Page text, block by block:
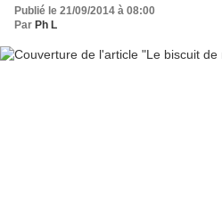
Publié le 21/09/2014 à 08:00
Par Ph L